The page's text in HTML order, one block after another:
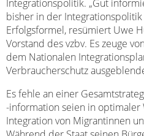
Integrationspolitik. „Gut
bisher in der
Erfolgsformel, resümiert Uwe
Vorstand des vzbv. Es zeuge
dem Nationalen
Verbraucherschutz
Es fehle an einer
-information seien in optimaler
Integration von Migrantinnen